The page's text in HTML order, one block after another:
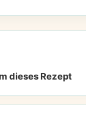
dieses Rezept